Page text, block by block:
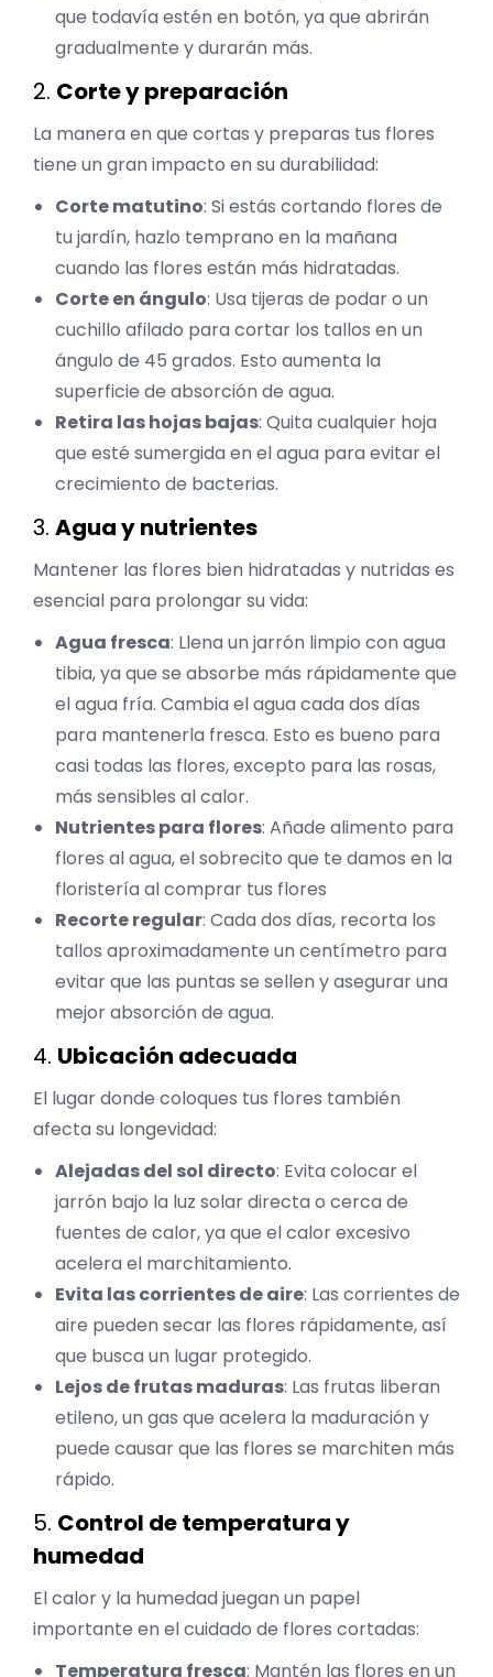
que todavía estén en botón, ya que abrirán
gradualmente y durarán más.
2. Corte y preparación
La manera en que cortas y preparas tus flores
tiene un gran impacto en su durabilidad:
Corte matutino: Si estás cortando flores de
tu jardín, hazlo temprano en la mañana
cuando las flores están más hidratadas.
Corte en ángulo: Usa tijeras de podar o un
cuchillo afilado para cortar los tallos en un
ángulo de 45 grados. Esto aumenta la
superficie de absorción de agua.
Retira las hojas bajas: Quita cualquier hoja
que esté sumergida en el agua para evitar el
crecimiento de bacterias.
3. Agua y nutrientes
Mantener las flores bien hidratadas y nutridas es
esencial para prolongar su vida:
Agua fresca: Llena un jarrón limpio con agua
tibia, ya que se absorbe más rápidamente que
el agua fría. Cambia el agua cada dos días
para mantenerla fresca. Esto es bueno para
casi todas las flores, excepto para las rosas,
más sensibles al calor.
Nutrientes para flores: Añade alimento para
flores al agua, el sobrecito que te damos en la
floristería al comprar tus flores
Recorte regular: Cada dos días, recorta los
tallos aproximadamente un centímetro para
evitar que las puntas se sellen y asegurar una
mejor absorción de agua.
4. Ubicación adecuada
El lugar donde coloques tus flores también
afecta su longevidad:
Alejadas del sol directo: Evita colocar el
jarrón bajo la luz solar directa o cerca de
fuentes de calor, ya que el calor excesivo
acelera el marchitamiento.
Evita las corrientes de aire: Las corrientes de
aire pueden secar las flores rápidamente, así
que busca un lugar protegido.
Lejos de frutas maduras: Las frutas liberan
etileno, un gas que acelera la maduración y
puede causar que las flores se marchiten más
rápido.
5. Control de temperatura y
humedad
El calor y la humedad juegan un papel
importante en el cuidado de flores cortadas:
Temperatura fresca: Mantén las flores en un